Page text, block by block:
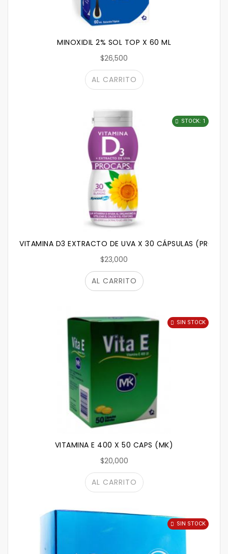
MINOXIDIL 2% SOL TOP X 60 ML
$26,500
AL CARRITO
VITAMINA D3 EXTRACTO DE UVA X 30 CÁPSULAS
$23,000
STOCK: 1
AL CARRITO
VITAMINA E 400 X 50 CAPS (MK)
$20,000
AL CARRITO
SIN STOCK
SIN STOCK